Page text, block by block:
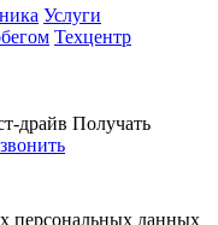
Услуги
Техцентр
драйв Получать
персональных данных